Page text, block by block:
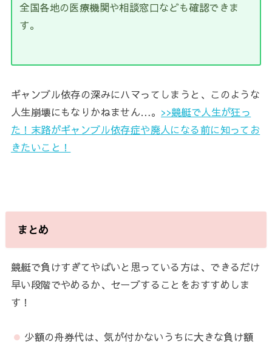
全国各地の医療機関や相談窓口なども確認できま
す。
ギャンブル依存の深みにハマってしまうと、このような
人生崩壊にもなりかねません…。 >>競艇で人生が狂っ
た！末路がギャンブル依存症や廃人になる前に知ってお
きたいこと！
まとめ
競艇で負けすぎてやばいと思っている方は、できるだけ
早い段階でやめるか、セーブすることをおすすめしま
す！
少額の舟券代は、気が付かないうちに大きな負け額